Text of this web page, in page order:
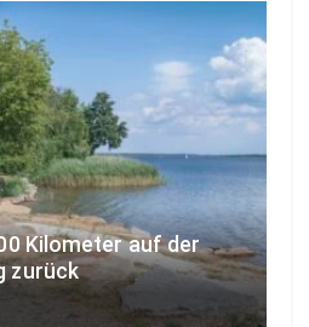
Kilometer auf der
zurück